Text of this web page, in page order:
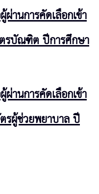
ผ่านการคัดเลือกเข้า
รบัณฑิต ปีการศึกษา
ผ่านการคัดเลือกเข้า
รผู้ช่วยพยาบาล ปี